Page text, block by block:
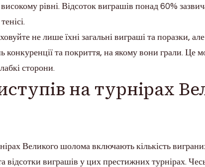
високому рівні. Відсоток виграшів понад 60%
не лише їхні загальні виграші та поразки,
конкуренції та покриття, на якому вони грали. Це
сторони.
на турнірах
Великого шолома включають кількість
відсотки виграшів у цих престижних турнірах.